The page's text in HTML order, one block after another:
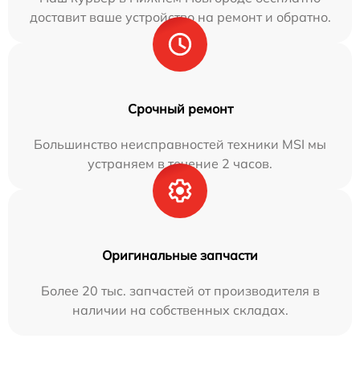
доставит ваше устройство на ремонт и обратно.
Срочный ремонт
Большинство неисправностей техники MSI мы
устраняем в течение 2 часов.
Оригинальные запчасти
Более 20 тыс. запчастей от производителя в
наличии на собственных складах.